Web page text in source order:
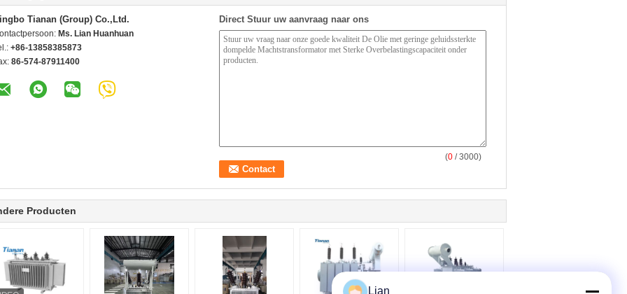
Tianan (Group) Co.,Ltd.
Ms. Lian Huanhuan
+86-13858385873
86-574-87911400
Direct Stuur uw aanvraag naar ons
(0 / 3000)
Producten
Lian